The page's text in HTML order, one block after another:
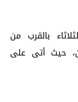
بالقرب من
حيث أتى على